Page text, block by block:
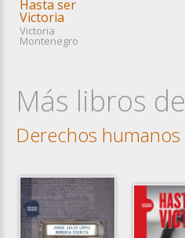
Hasta ser
Victoria
Victoria
Montenegro
Más libros de
Derechos humanos